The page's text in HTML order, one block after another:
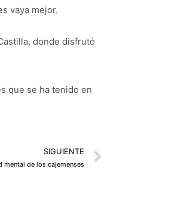
vaya mejor.
donde disfrutó
que se ha tenido en
SIGUIENTE
mental de los cajemenses